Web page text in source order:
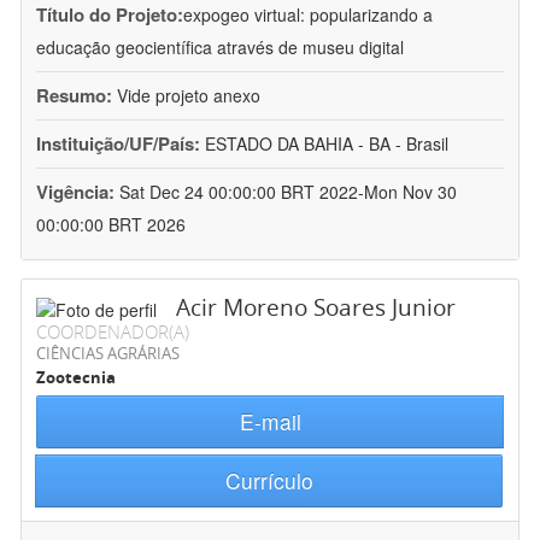
Título do Projeto:expogeo virtual: popularizando a
educação geocientífica através de museu digital
Resumo: Vide projeto anexo
Instituição/UF/País: ESTADO DA BAHIA - BA - Brasil
Vigência: Sat Dec 24 00:00:00 BRT 2022-Mon Nov 30
00:00:00 BRT 2026
Acir Moreno Soares Junior
COORDENADOR(A)
CIÊNCIAS AGRÁRIAS
Zootecnia
E-mail
Currículo